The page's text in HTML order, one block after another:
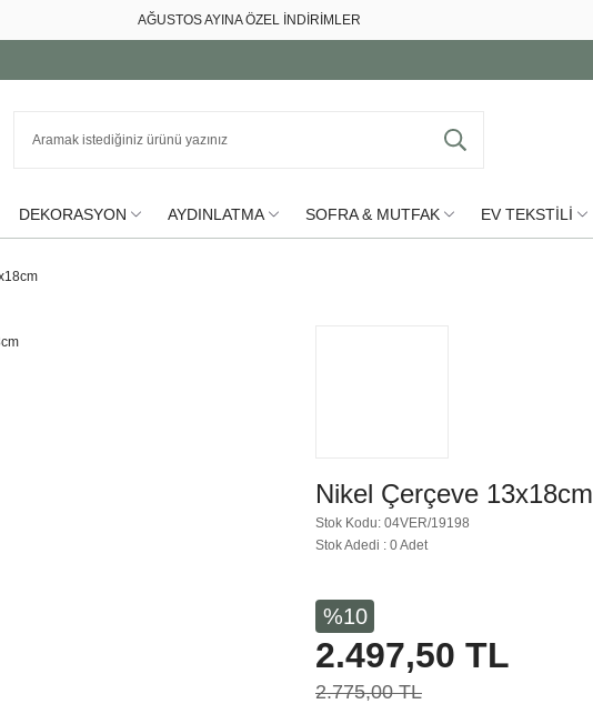
AĞUSTOS AYINA ÖZEL İNDİRİMLER
DEKORASYON AYDINLATMA SOFRA & MUTFAK EV TEKSTİLİ
Nikel Çerçeve 13x18cm
Stok Kodu: 04VER/19198
Stok Adedi : 0 Adet
%10
2.497,50 TL
2.775,00 TL